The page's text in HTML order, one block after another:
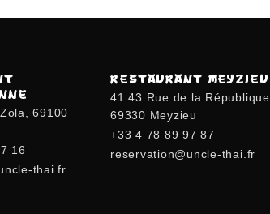
69100
16
thai.fr
RESTAURANT MEYZIEU
41 43 Rue de la République,
69330 Meyzieu
+33 4 78 89 97 87
reservation@uncle-thai.fr